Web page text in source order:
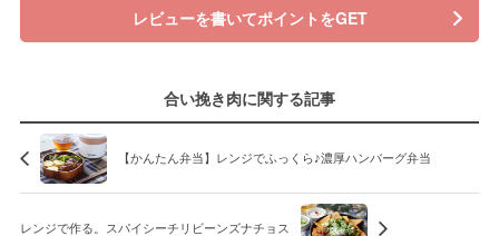
レビューを書いてポイントをGET
合い挽き肉に関する記事
【かんたん弁当】レンジでふっくら♪濃厚ハンバーグ弁当
レンジで作る。スパイシーチリビーンズナチョス